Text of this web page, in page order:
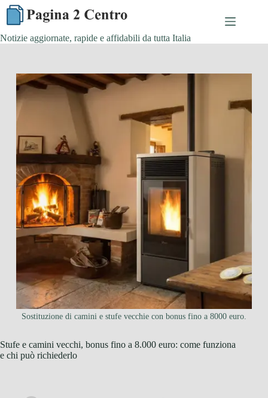
Skip
content
Notizie aggiornate, rapide e affidabili da tutta Italia
Sostituzione di camini e stufe vecchie con bonus fino a 8000 euro.
Stufe e camini vecchi, bonus fino a 8.000 euro: come funziona
e chi può richiederlo